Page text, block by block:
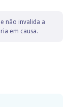
não invalida a
em causa.